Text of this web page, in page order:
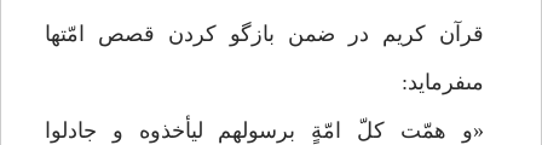
قرآن كريم در ضمن بازگو كردن قصص امّت‏ها
مى‏فرمايد:
«و همّت كلّ امّةٍ برسولهم ليأخذوه و جادلوا